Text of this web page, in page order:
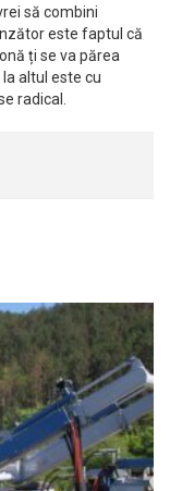
să combini
este faptul că
ți se va părea
altul este cu
radical.